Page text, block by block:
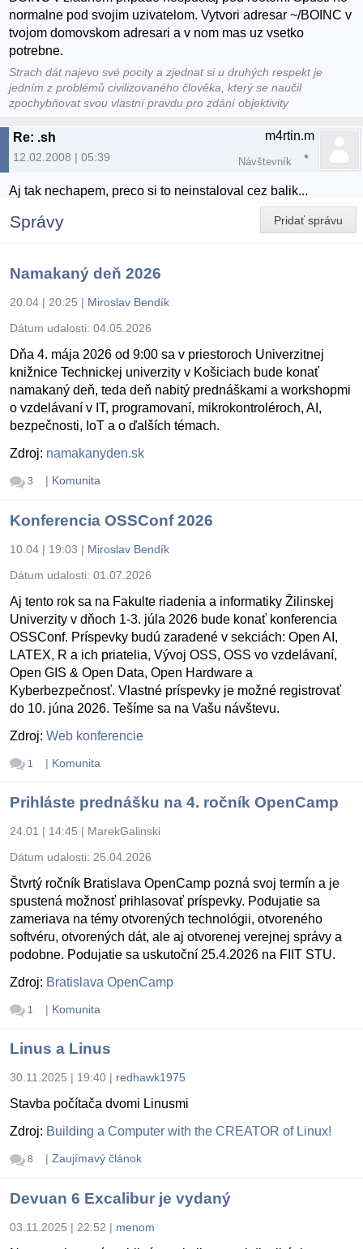
normalne pod svojim uzivatelom. Vytvori adresar ~/BOINC v
tvojom domovskom adresari a v nom mas uz vsetko
potrebne.
Strach dát najevo své pocity a zjednat si u druhých respekt je
jedním z problémů civilizovaného člověka, který se naučil
zpochybňovat svou vlastní pravdu pro zdání objektivity
Re: .sh
12.02.2008 | 05:39
m4rtin.m
Návštevník
Aj tak nechapem, preco si to neinstaloval cez balik...
Pridať správu
Správy
Namakaný deň 2026
20.04 | 20:25 | Miroslav Bendík
Dátum udalosti: 04.05.2026
Dňa 4. mája 2026 od 9:00 sa v priestoroch Univerzitnej
knižnice Technickej univerzity v Košiciach bude konať
namakaný deň, teda deň nabitý prednáškami a workshopmi
o vzdelávaní v IT, programovaní, mikrokontroléroch, AI,
bezpečnosti, IoT a o ďalších témach.
Zdroj: namakanyden.sk
3 | Komunita
Konferencia OSSConf 2026
10.04 | 19:03 | Miroslav Bendík
Dátum udalosti: 01.07.2026
Aj tento rok sa na Fakulte riadenia a informatiky Žilinskej
Univerzity v dňoch 1-3. júla 2026 bude konať konferencia
OSSConf. Príspevky budú zaradené v sekciách: Open AI,
LATEX, R a ich priatelia, Vývoj OSS, OSS vo vzdelávaní,
Open GIS & Open Data, Open Hardware a
Kyberbezpečnosť. Vlastné príspevky je možné registrovať
do 10. júna 2026. Tešíme sa na Vašu návštevu.
Zdroj: Web konferencie
1 | Komunita
Prihláste prednášku na 4. ročník OpenCamp
24.01 | 14:45 | MarekGalinski
Dátum udalosti: 25.04.2026
Štvrtý ročník Bratislava OpenCamp pozná svoj termín a je
spustená možnosť prihlasovať príspevky. Podujatie sa
zameriava na témy otvorených technológii, otvoreného
softvéru, otvorených dát, ale aj otvorenej verejnej správy a
podobne. Podujatie sa uskutoční 25.4.2026 na FIIT STU.
Zdroj: Bratislava OpenCamp
1 | Komunita
Linus a Linus
30.11.2025 | 19:40 | redhawk1975
Stavba počítača dvomi Linusmi
Zdroj: Building a Computer with the CREATOR of Linux!
8 | Zaujímavý článok
Devuan 6 Excalibur je vydaný
03.11.2025 | 22:52 | menom